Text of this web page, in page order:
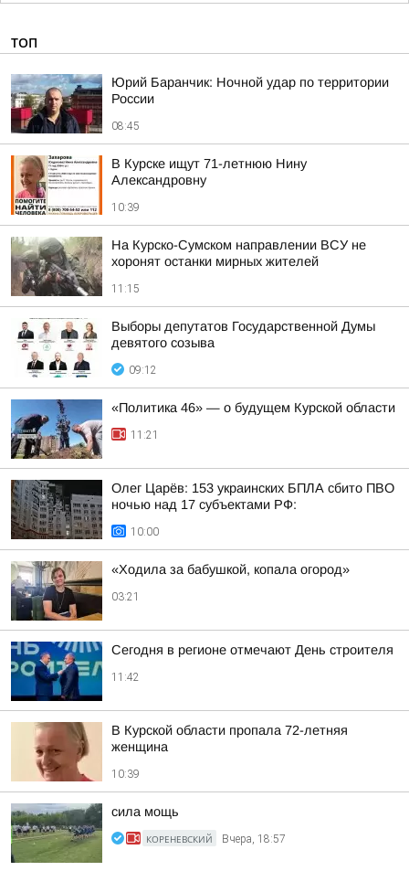
ТОП
Юрий Баранчик: Ночной удар по территории
России
08:45
В Курске ищут 71-летнюю Нину
Александровну
10:39
На Курско-Сумском направлении ВСУ не
хоронят останки мирных жителей
11:15
Выборы депутатов Государственной Думы
девятого созыва
09:12
«Политика 46» — о будущем Курской области
11:21
Олег Царёв: 153 украинских БПЛА сбито ПВО
ночью над 17 субъектами РФ:
10:00
«Ходила за бабушкой, копала огород»
03:21
Сегодня в регионе отмечают День строителя
11:42
В Курской области пропала 72-летняя
женщина
10:39
сила мощь
КОРЕНЕВСКИЙ Вчера, 18:57